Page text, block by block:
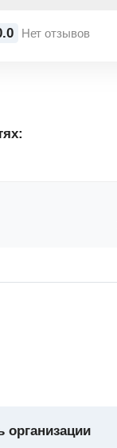
Нет отзывов
организации